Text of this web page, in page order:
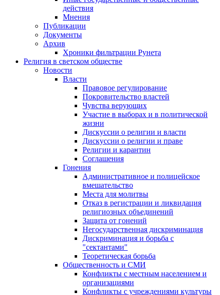
действия
Мнения
Публикации
Документы
Архив
Хроники фильтрации Рунета
Религия в светском обществе
Новости
Власти
Правовое регулирование
Покровительство властей
Чувства верующих
Участие в выборах и в политической
жизни
Дискуссии о религии и власти
Дискуссии о религии и праве
Религии и карантин
Соглашения
Гонения
Административное и полицейское
вмешательство
Места для молитвы
Отказ в регистрации и ликвидация
религиозных объединений
Защита от гонений
Негосударственная дискриминация
Дискриминация и борьба с
"сектантами"
Теоретическая борьба
Общественность и СМИ
Конфликты с местным населением и
организациями
Конфликты с учреждениями культуры